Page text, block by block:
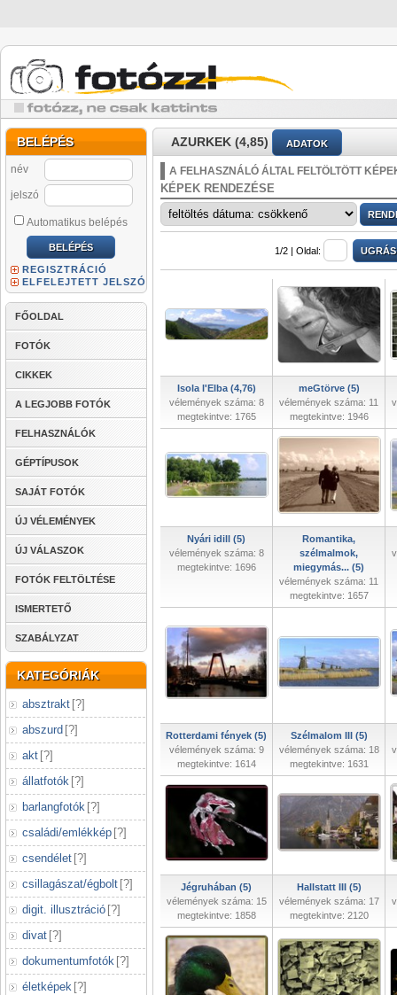
BELÉPÉS
név
jelszó
Automatikus belépés
REGISZTRÁCIÓ
ELFELEJTETT JELSZÓ
FŐOLDAL
FOTÓK
CIKKEK
A LEGJOBB FOTÓK
FELHASZNÁLÓK
GÉPTÍPUSOK
SAJÁT FOTÓK
ÚJ VÉLEMÉNYEK
ÚJ VÁLASZOK
FOTÓK FELTÖLTÉSE
ISMERTETŐ
SZABÁLYZAT
KATEGÓRIÁK
absztrakt [?]
abszurd [?]
akt [?]
állatfotók [?]
barlangfotók [?]
családi/emlékkép [?]
csendélet [?]
csillagászat/égbolt [?]
digit. illusztráció [?]
divat [?]
dokumentumfotók [?]
életképek [?]
AZURKEK (4,85) ADATOK
A FELHASZNÁLÓ ÁLTAL FELTÖLTÖTT
KÉPEK RENDEZÉSE
1/2 | Oldal:
Isola l'Elba (4,76)
vélemények száma: 8
megtekintve: 1765
meGtörve (5)
vélemények száma: 11
megtekintve: 1946
Nyári idill (5)
vélemények száma: 8
megtekintve: 1696
Romantika,
szélmalmok,
miegymás... (5)
vélemények száma: 11
megtekintve: 1657
Rotterdami fények (5)
vélemények száma: 9
megtekintve: 1614
Szélmalom III (5)
vélemények száma: 18
megtekintve: 1631
Jégruhában (5)
vélemények száma: 15
megtekintve: 1858
Hallstatt III (5)
vélemények száma: 17
megtekintve: 2120